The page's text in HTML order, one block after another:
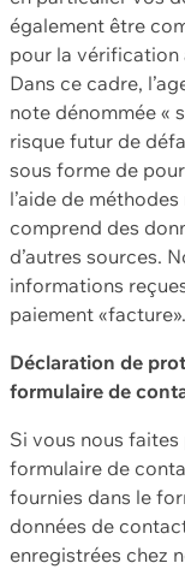
également être
pour la
Dans ce cadre,
note dénommée «
risque futur de
sous forme de
l’aide de
comprend des
d’autres sources.
informations
paiement «facture».
Déclaration de
formulaire de
Si vous nous
formulaire de
fournies dans le
données de
enregistrées chez